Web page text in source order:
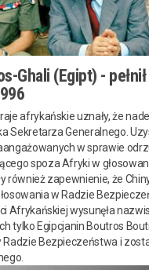
Ghali (Egipt) -
afrykańskie uznały, że
Sekretarza Generalnego.
w sprawie
spoza Afryki w
również zapewnienie, że
w Radzie
Afrykańskiej wysunęła
tylko Egipcjanin Boutros
Radzie Bezpieczeństwa i